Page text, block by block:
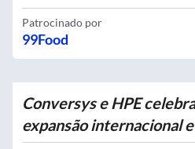
Patrocinado por
99Food
Conversys e HPE
expansão internacional